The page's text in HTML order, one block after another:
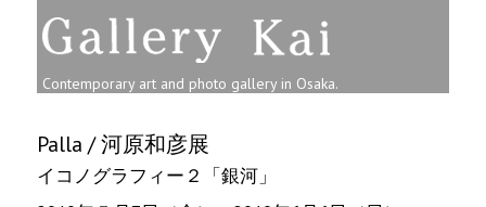
Contemporary art and photo gallery in Osaka.
Palla / 河原和彦展
イコノグラフィー２「銀河」